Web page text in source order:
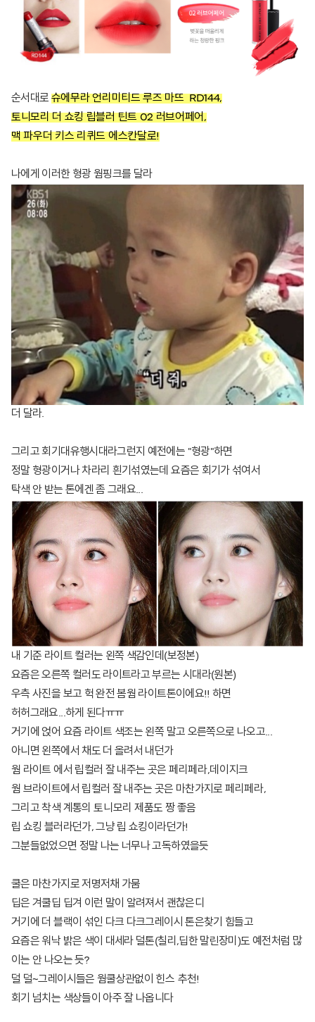
순서대로 슈에무라 언리미티드 루즈 마뜨 RD144,
토니모리 더 쇼킹 립블러 틴트 02 러브어페어,
맥 파우더 키스 리퀴드 에스칸달로!
나에게 이러한 형광 웜핑크를 달라
더 달라.
그리고 회기대유행시대라그런지 예전에는 "형광"하면
정말 형광이거나 차라리 흰기섞였는데 요즘은 회기가 섞여서
탁색 안 받는 톤에겐 좀 그래요...
내 기준 라이트 컬러는 왼쪽 색감인데(보정본)
요즘은 오른쪽 컬러도 라이트라고 부르는 시대라(원본)
우측 사진을 보고 헉 완전 봄웜 라이트톤이에요!! 하면
허허그래요...하게 된다ㅠㅠ
거기에 얹어 요즘 라이트 색조는 왼쪽 말고 오른쪽으로 나오고...
아니면 왼쪽에서 채도 더 올려서 내던가
웜 라이트 에서 립컬러 잘 내주는 곳은 페리페라,데이지크
웜 브라이트에서 립컬러 잘 내주는 곳은 마찬가지로페리페라,
그리고 착색 계통의
토니모리 제품도 짱 좋음
립 쇼킹 블러라던가, 그냥 립 쇼킹이라던가!
그분들없었으면 정말 나는 너무나 고독하였을듯
쿨은 마찬가지로 저명저채 가뭄
딥은 겨쿨딥 딥겨 이런 말이 알려져서 괜찮은디
거기에 더 블랙이 섞인 다크 다크그레이시 톤은찾기 힘들고
요즘은 워낙 밝은 색이 대세라 덜톤(칠리,딥한 말린장미)도 예전처럼 많
이는 안 나오는 듯?
덜 덜~그레이시들은 웜쿨상관없이 힌스 추천!
회기 넘치는 색상들이 아주 잘 나옵니다